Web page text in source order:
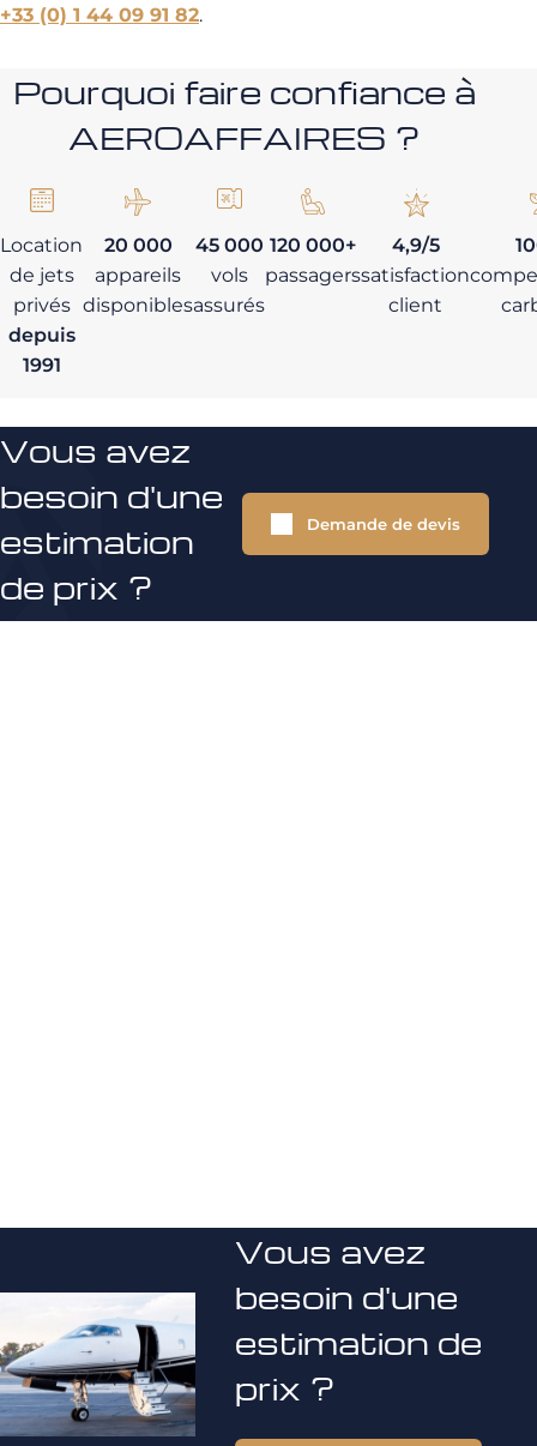
+33 (0) 1 44 09 91 82.
Pourquoi faire confiance à
AEROAFFAIRES ?
Location
de jets
privés
depuis
1991
20 000
appareils
disponibles
45 000
vols
assurés
120 000+
passagers
4,9/5
satisfaction
client
Vous avez
besoin d'une
estimation
de prix ?
Demande de devis
Vous avez
besoin d'une
estimation de
prix ?